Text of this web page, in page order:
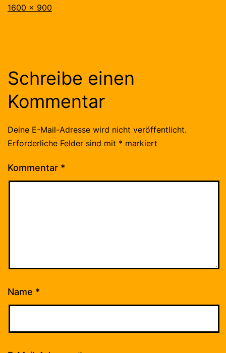
Originalgröße
1600 × 900
Schreibe einen
Kommentar
Deine E-Mail-Adresse wird nicht veröffentlicht.
Erforderliche Felder sind mit * markiert
Kommentar *
Name *